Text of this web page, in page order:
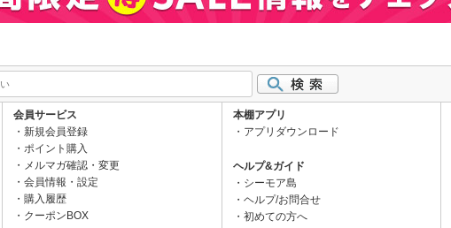
会員サービス
新規会員登録
ポイント購入
メルマガ確認・変更
会員情報・設定
購入履歴
クーポンBOX
本棚アプリ
アプリダウンロード
ヘルプ&ガイド
シーモア島
ヘルプ/お問合せ
初めての方へ